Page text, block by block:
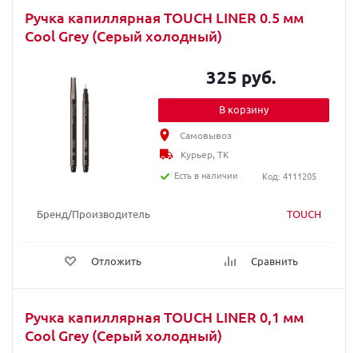
Ручка капиллярная TOUCH LINER 0.5 мм
Cool Grey (Серый холодный)
Бренд/Производитель TOUCH
Отложить Сравнить
325 руб.
В корзину
Самовывоз
Курьер, ТК
Есть в наличии
Код: 4111205
Ручка капиллярная TOUCH LINER 0,1 мм
Cool Grey (Серый холодный)